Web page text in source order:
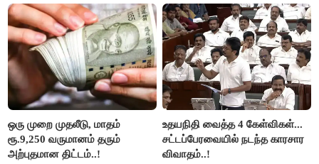
ஆதவ் அர்ஜுனா பதிலடி!
ஒரு முறை முதலீடு, மாதம்
ரூ.9,250 வருமானம் தரும்
அற்புதமான திட்டம்..!
உதயநிதி வைத்த 4 கேள்விகள்...
சட்டப்பேரவையில் நடந்த காரசார
விவாதம்..!